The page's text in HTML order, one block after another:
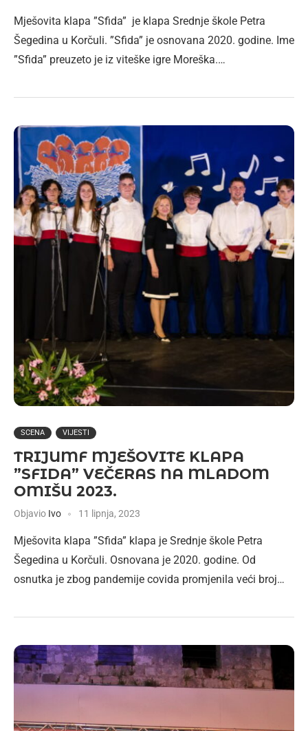
Mješovita klapa ”Sfida” je klapa Srednje škole Petra
Šegedina u Korčuli. ”Sfida” je osnovana 2020. godine. Ime
”Sfida” preuzeto je iz viteške igre Moreška.…
SCENA VIJESTI
TRIJUMF MJEŠOVITE KLAPA
”SFIDA” VEČERAS NA MLADOM
OMIŠU 2023.
Objavio Ivo 11 lipnja, 2023
Mješovita klapa ”Sfida” klapa je Srednje škole Petra
Šegedina u Korčuli. Osnovana je 2020. godine. Od
osnutka je zbog pandemije covida promjenila veći broj…